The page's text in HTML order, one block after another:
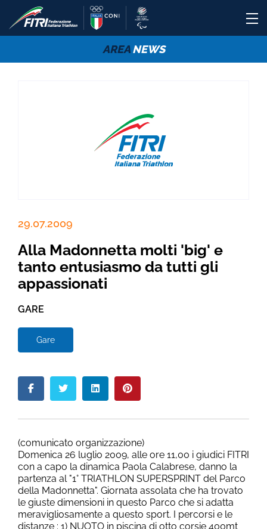
AREANEWS
29.07.2009
Alla Madonnetta molti 'big' e
tanto entusiasmo da tutti gli
appassionati
GARE
Gare
(comunicato organizzazione)
Domenica 26 luglio 2009, alle ore 11,00 i giudici FITRI
con a capo la dinamica Paola Calabrese, danno la
partenza al "1° TRIATHLON SUPERSPRINT del Parco
della Madonnetta". Giornata assolata che ha trovato
le giuste dimensioni in questo Parco che si adatta
meravigliosamente a questo sport. I percorsi e le
distanze : 1) NUOTO in piscina di otto corsie 400mt